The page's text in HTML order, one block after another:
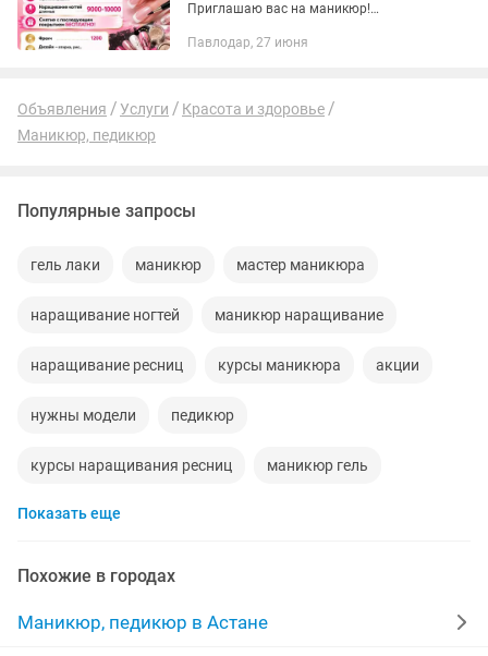
Приглашаю вас на маникюр!
стерилизации и дезинфекции. Акция!
Павлодар, 27 июня
Объявления Услуги
Красота и здоровье
Маникюр, педикюр
Популярные запросы
гель лаки маникюр мастер маникюра
наращивание ногтей маникюр наращивание
наращивание ресниц курсы маникюра акции
нужны модели педикюр
курсы наращивания ресниц маникюр гель
маникюр наращивание ногтей
маникюр ногтей мастер маникюра и педикюра
Показать еще
Похожие в городах
Маникюр, педикюр в Астане